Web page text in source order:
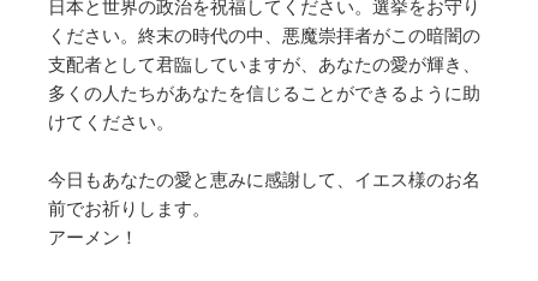
日本と世界の政治を祝福してください。選挙をお守り
ください。終末の時代の中、悪魔崇拝者がこの暗闇の
支配者として君臨していますが、あなたの愛が輝き、
多くの人たちがあなたを信じることができるように助
けてください。
今日もあなたの愛と恵みに感謝して、イエス様のお名
前でお祈りします。
アーメン！